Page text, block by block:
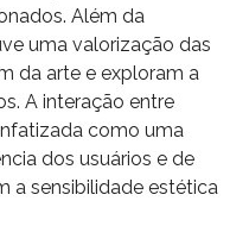
Além da
uma valorização das
da arte e exploram a
A interação entre
como uma
dos usuários e de
a sensibilidade estética